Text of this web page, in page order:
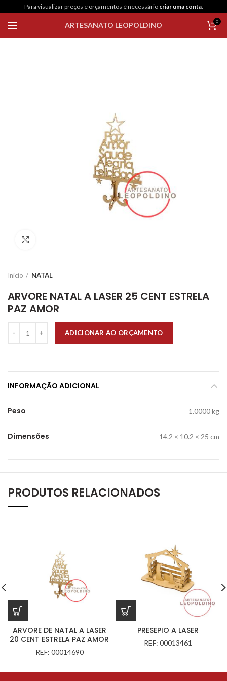
Para visualizar preços e orçamentos é necessário criar uma conta.
ARTESANATO LEOPOLDINO 0
Início NATAL
ARVORE NATAL A LASER 25 CENT ESTRELA
PAZ AMOR
ADICIONAR AO ORÇAMENTO
INFORMAÇÃO ADICIONAL
Peso 1.0000 kg
Dimensões 14.2 × 10.2 × 25 cm
PRODUTOS RELACIONADOS
ARVORE DE NATAL A LASER
20 CENT ESTRELA PAZ AMOR
REF: 00014690
PRESEPIO A LASER
REF: 00013461